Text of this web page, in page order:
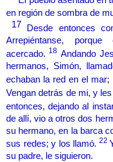
en región de sombra de
17 Desde entonces
Arrepiéntanse,
acercado. 18 Andando
hermanos, Simón,
echaban la red en el
Vengan detrás de mi, y
entonces, dejando al
de allí, vio a otros dos
su hermano, en la barca
sus redes; y los llamó. 22
su padre, le siguieron.